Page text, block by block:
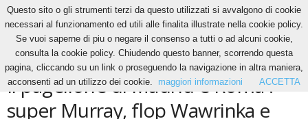
News Il pagellone di Madrid e Roma : super Murray, flop Wawrinka e...
NEWS TENNIS
Il pagellone di Madrid e Roma :
super Murray, flop Wawrinka e
Questo sito o gli strumenti terzi da questo utilizzati si avvalgono di cookie
necessari al funzionamento ed utili alle finalita illustrate nella cookie policy.
Se vuoi saperne di piu o negare il consenso a tutti o ad alcuni cookie,
consulta la cookie policy. Chiudendo questo banner, scorrendo questa
pagina, cliccando su un link o proseguendo la navigazione in altra maniera,
acconsenti ad un utilizzo dei cookie.
maggiori informazioni ACCETTA